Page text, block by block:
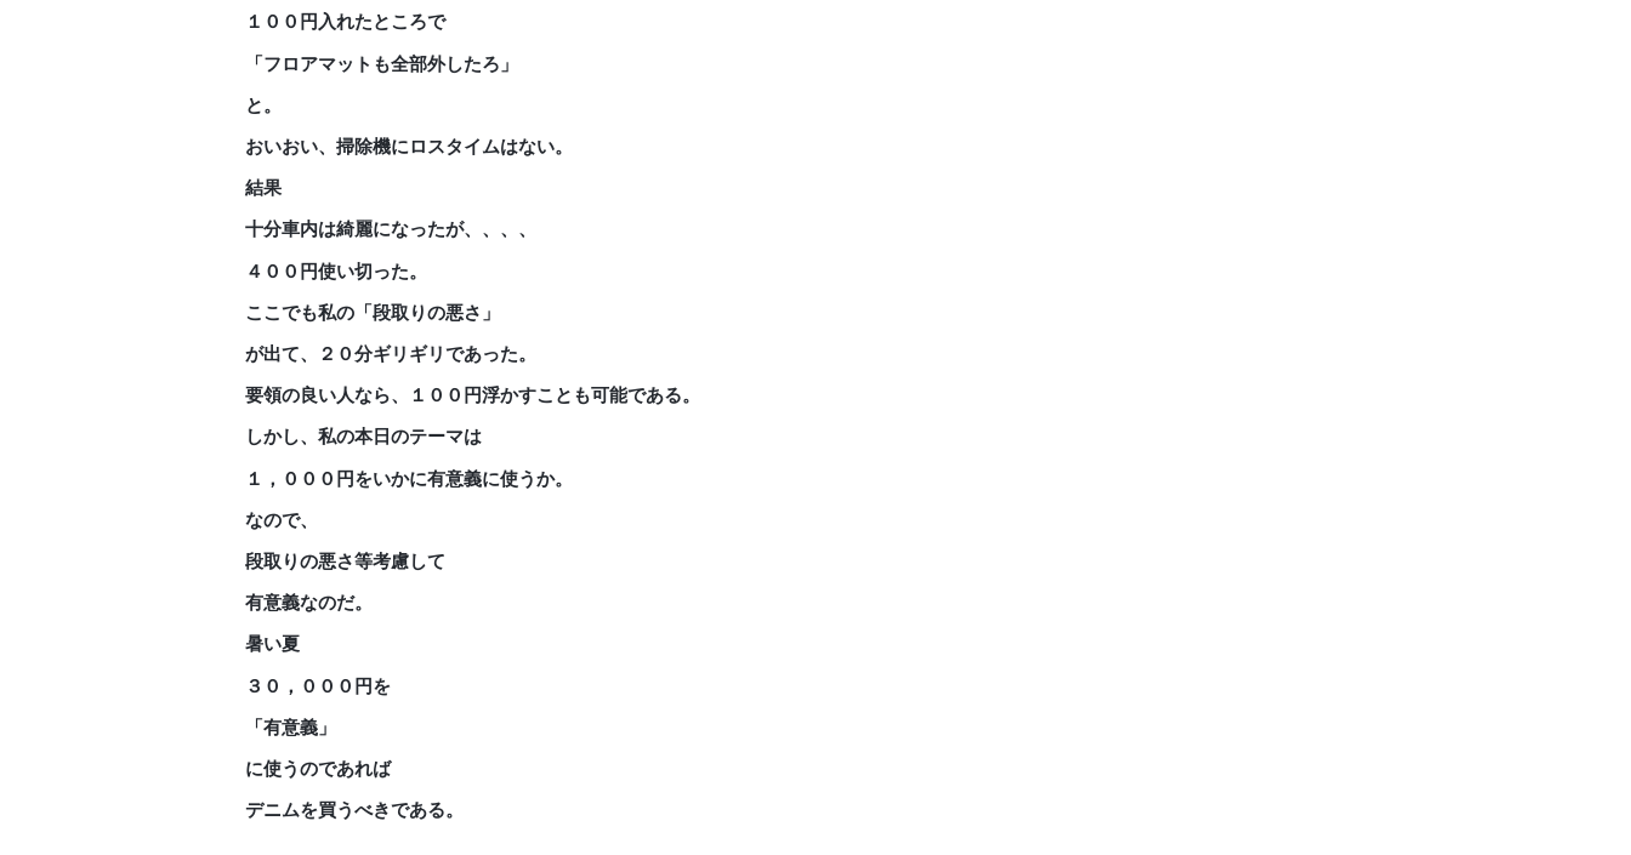
１００円入れたところで
「フロアマットも全部外したろ」
と。
おいおい、掃除機にロスタイムはない。
結果
十分車内は綺麗になったが、、、、
４００円使い切った。
ここでも私の「段取りの悪さ」
が出て、２０分ギリギリであった。
要領の良い人なら、１００円浮かすことも可能である。
しかし、私の本日のテーマは
１，０００円をいかに有意義に使うか。
なので、
段取りの悪さ等考慮して
有意義なのだ。
暑い夏
３０，０００円を
「有意義」
に使うのであれば
デニムを買うべきである。